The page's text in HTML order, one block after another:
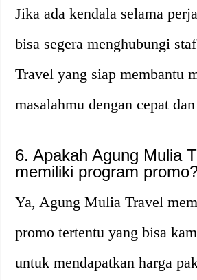
Jika ada kendala selama
bisa segera menghubungi
Travel yang siap membantu
masalahmu dengan cepat
6. Apakah Agung Mulia
memiliki program
Ya, Agung Mulia Travel
promo tertentu yang bisa
untuk mendapatkan harga